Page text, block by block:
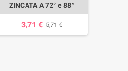
ZINCATA A 72° e 88°
3,71 € 5,71 €